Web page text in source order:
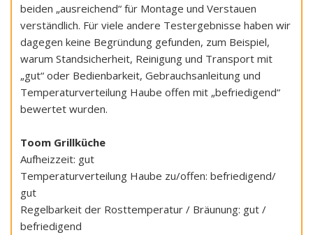
beiden „ausreichend“ für Montage und Verstauen
verständlich. Für viele andere Testergebnisse haben wir
dagegen keine Begründung gefunden, zum Beispiel,
warum Standsicherheit, Reinigung und Transport mit
„gut“ oder Bedienbarkeit, Gebrauchsanleitung und
Temperaturverteilung Haube offen mit „befriedigend“
bewertet wurden.
Toom Grillküche
Aufheizzeit: gut
Temperaturverteilung Haube zu/offen: befriedigend/
gut
Regelbarkeit der Rosttemperatur / Bräunung: gut /
befriedigend